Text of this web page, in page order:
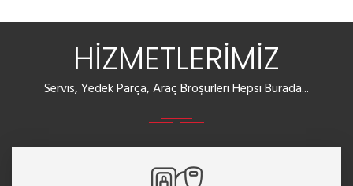
HİZMETLERİMİZ
Servis, Yedek Parça, Araç Broşürleri Hepsi Burada...